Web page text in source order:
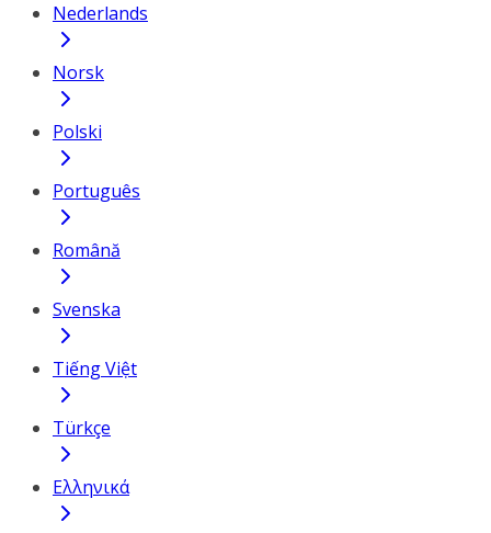
Nederlands
Norsk
Polski
Português
Română
Svenska
Tiếng Việt
Türkçe
Ελληνικά